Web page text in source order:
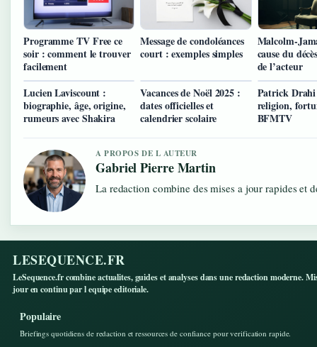
Programme TV Free ce
soir : comment le trouver
facilement
Message de condoléances
court : exemples simples
Malcolm-
cause du
de l’acteur
Lucien Laviscount :
biographie, âge, origine,
rumeurs avec Shakira
Vacances de Noël 2025 :
dates officielles et
calendrier scolaire
Patrick
religion,
BFMTV
A PROPOS DE L AUTEUR
Gabriel Pierre Martin
La redaction combine des mises a jour rapides et
LESEQUENCE.FR
LeSequence.fr combine actualites, guides et analyses dans une redaction moderne.
jour en continu par l equipe editoriale.
Populaire
Briefings quotidiens de redaction et ressources de confiance pour verification rapide.